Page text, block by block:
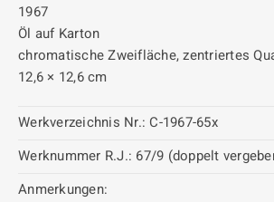
Kontakt
1967
Öl auf Karton
chromatische Zweifläche, zentriertes
12,6 × 12,6 cm
Werkverzeichnis Nr.: C-1967-65x
Werknummer R.J.: 67/9 (doppelt
Anmerkungen: